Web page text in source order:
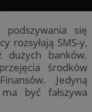
się
rozsyłają SMS-y,
banków.
środków
Jedyną
być fałszywa